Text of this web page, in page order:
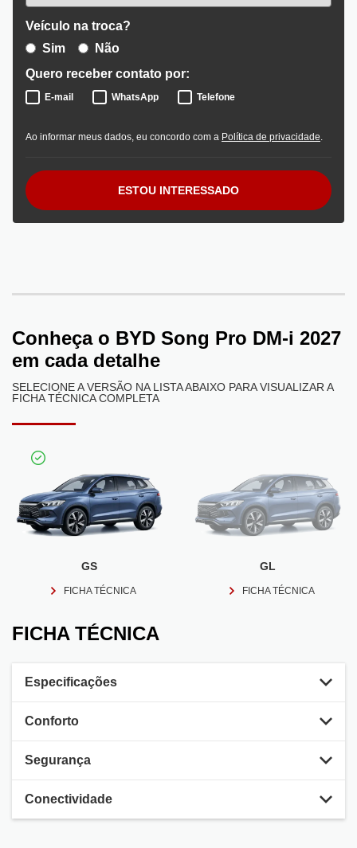
Veículo na troca?
Sim
Não
Quero receber contato por:
E-mail WhatsApp Telefone
Ao informar meus dados, eu concordo com a Política de privacidade
ESTOU INTERESSADO
Conheça o BYD Song Pro DM-i 2027
em cada detalhe
SELECIONE A VERSÃO NA LISTA ABAIXO PARA VISUALIZAR A
FICHA TÉCNICA COMPLETA
GS
FICHA TÉCNICA
GL
FICHA TÉCNICA
FICHA TÉCNICA
Especificações
Conforto
Segurança
Conectividade